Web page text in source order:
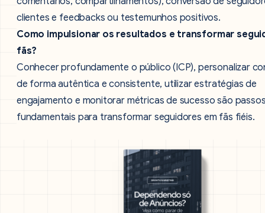
clientes e feedbacks ou testemunhos positivos.
Como impulsionar os resultados e transformar
fãs?
Conhecer profundamente o público (ICP), personalizar
de forma autêntica e consistente, utilizar estratégias de
engajamento e monitorar métricas de sucesso são
fundamentais para transformar seguidores em fãs fiéis.